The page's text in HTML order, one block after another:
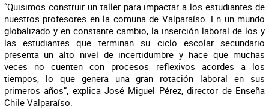
“Quisimos construir un taller para impactar a los estudiantes de
nuestros profesores en la comuna de Valparaíso. En un mundo
globalizado y en constante cambio, la inserción laboral de los y
las estudiantes que terminan su ciclo escolar secundario
presenta un alto nivel de incertidumbre y hace que muchas
veces no cuenten con procesos reflexivos acordes a los
tiempos, lo que genera una gran rotación laboral en sus
primeros años”, explica José Miguel Pérez, director de Enseña
Chile Valparaíso.